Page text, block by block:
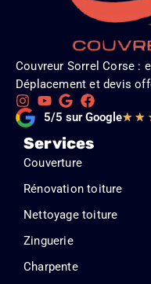
Couvreur Sorrel Corse :
Déplacement et devis
5/5 sur Google★ ★
Services
Couverture
Rénovation toiture
Nettoyage toiture
Zinguerie
Charpente